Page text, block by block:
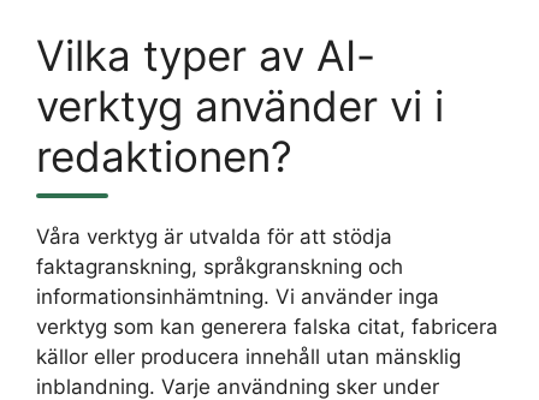
Vilka typer av AI-
verktyg använder vi i
redaktionen?
Våra verktyg är utvalda för att stödja
faktagranskning, språkgranskning och
informationsinhämtning. Vi använder inga
verktyg som kan generera falska citat, fabricera
källor eller producera innehåll utan mänsklig
inblandning. Varje användning sker under